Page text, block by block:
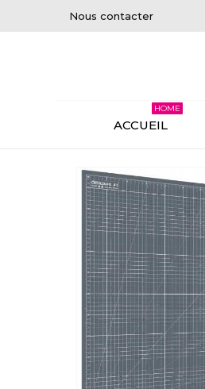
Nous contacter
ACCUEIL
HOME